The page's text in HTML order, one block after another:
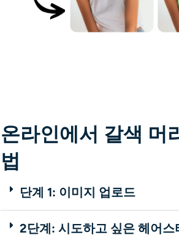
온라인에서 갈색 머
법
단계 1: 이미지 업로드
2단계: 시도하고 싶은 헤어